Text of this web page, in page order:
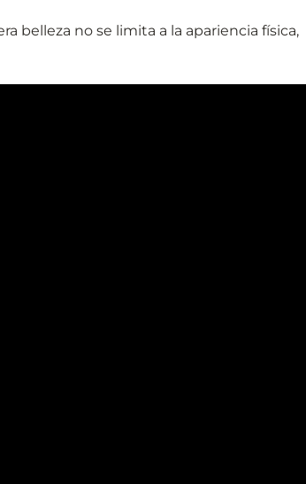
belleza no se limita a la apariencia física,